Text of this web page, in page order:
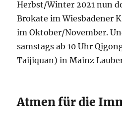
Herbst/Winter 2021 nun
Brokate im Wiesbadener
im Oktober/November.
samstags ab 10 Uhr
Taijiquan) in Mainz
Atmen für die